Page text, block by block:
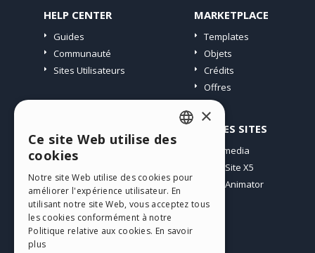
HELP CENTER
Guides
Communauté
Sites Utilisateurs
MARKETPLACE
Templates
Objets
Crédits
Offres
Mes Messages
Télécharger
Espace Web
Mes Crédits
AUTRES SITES
Incomedia
WebSite X5
WebAnimator
ENGLISH
GERMAN
SPANISH
×
Ce site Web utilise des
cookies
Notre site Web utilise des cookies pour
améliorer l'expérience utilisateur. En
utilisant notre site Web, vous acceptez tous
les cookies conformément à notre
Politique relative aux cookies. En savoir
plus